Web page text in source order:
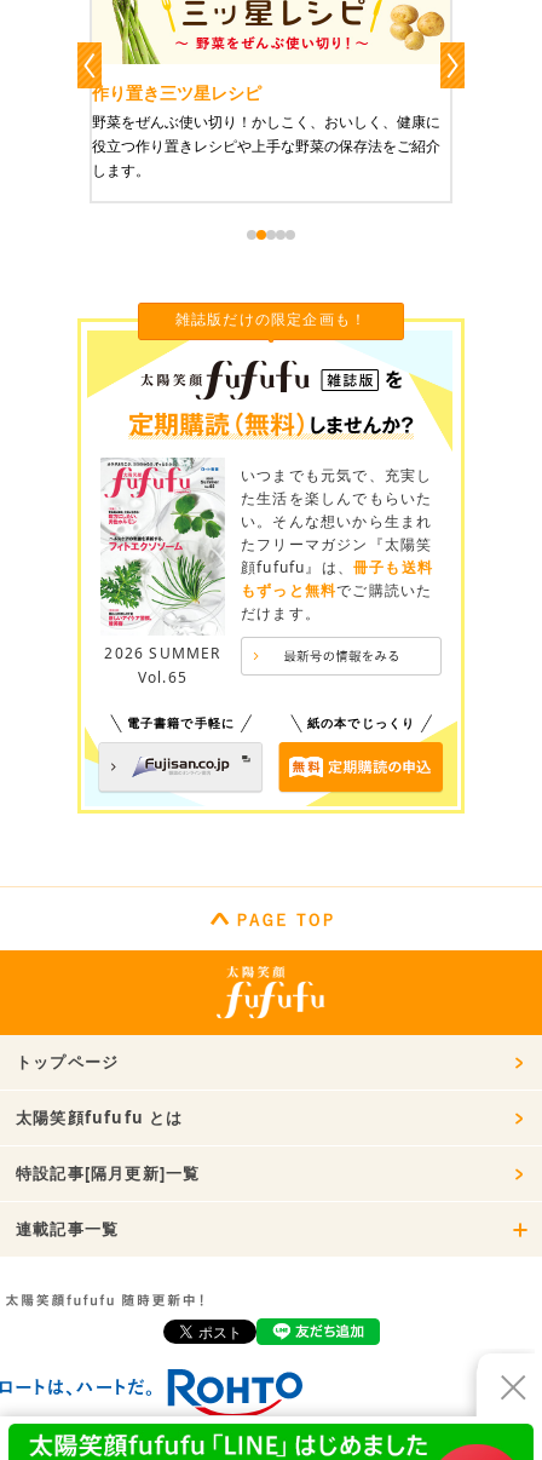
作り置き三ツ星レシピ
野菜をぜんぶ使い切り！かしこく、おいしく、健康に
役立つ作り置きレシピや上手な野菜の保存法をご紹介
します。
雑誌版だけの限定企画も！
2026 SUMMER
Vol.65
いつまでも元気で、充実し
た生活を楽しんでもらいた
い。そんな想いから生まれ
たフリーマガジン『太陽笑
顔fufufu』は、 冊子も送料
もずっと無料でご購読いた
だけます。
電子書籍で手軽に 紙の本でじっくり
トップページ
太陽笑顔fufufu とは
特設記事[隔月更新]一覧
連載記事一覧